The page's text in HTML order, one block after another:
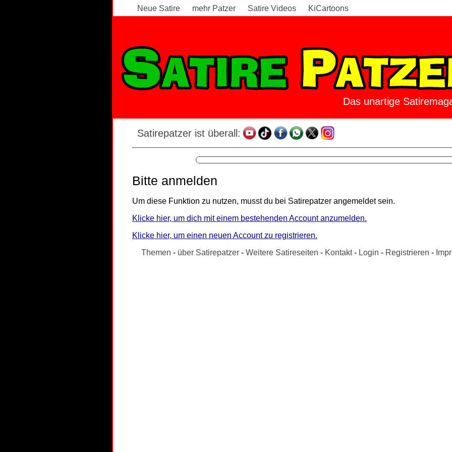
Neue Satire mehr Patzer Satire Videos KiCartoons
Das unartige
Satirepatzer ist überall:
Bitte anmelden
Um diese Funktion zu nutzen, musst du bei Satirepatzer angemeldet sein.
Klicke hier, um dich mit einem bestehenden Account anzumelden.
Klicke hier, um einen neuen Account zu registrieren.
Themen - über Satirepatzer - Weitere Satireseiten - Kontakt- Login - Registrieren -